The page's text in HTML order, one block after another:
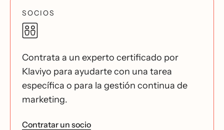
SOCIOS
Contrata a un experto certificado por
Klaviyo para ayudarte con una tarea
específica o para la gestión continua de
marketing.
Contratar un socio